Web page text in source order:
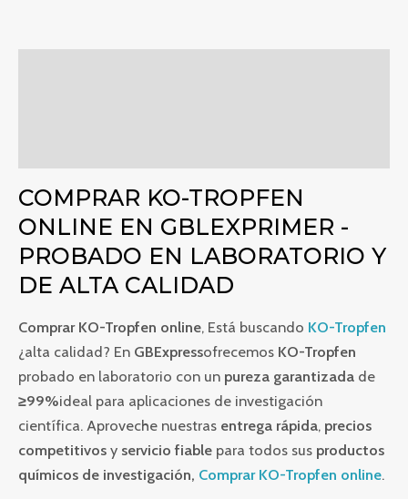
COMPRAR KO-TROPFEN
ONLINE EN GBLEXPRIMER -
PROBADO EN LABORATORIO Y
DE ALTA CALIDAD
Comprar KO-Tropfen online, Está buscando KO-Tropfen
¿alta calidad? En GBExpressofrecemos KO-Tropfen
probado en laboratorio con un pureza garantizada de
≥99%ideal para aplicaciones de investigación
científica. Aproveche nuestras entrega rápida, precios
competitivos y servicio fiable para todos sus productos
químicos de investigación, Comprar KO-Tropfen online.